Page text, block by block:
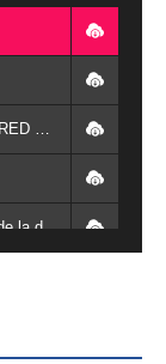
3. Théâtre moore - Wennaam boolé - RED Burkina
5. L'heure de la vérité - Les résultats de la désodéissance et de l'obeissance - RED Burkina